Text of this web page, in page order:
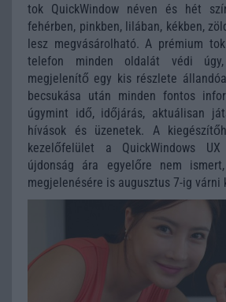
tok QuickWindow néven és hét
fehérben, pinkben, lilában, kékben,
lesz megvásárolható. A prémium
telefon minden oldalát védi
megjelenítő egy kis részlete
becsukása után minden fontos
úgymint idő, időjárás, aktuálisan
hívások és üzenetek. A
kezelőfelület a QuickWindows
újdonság ára egyelőre nem
megjelenésére is augusztus 7-ig várni